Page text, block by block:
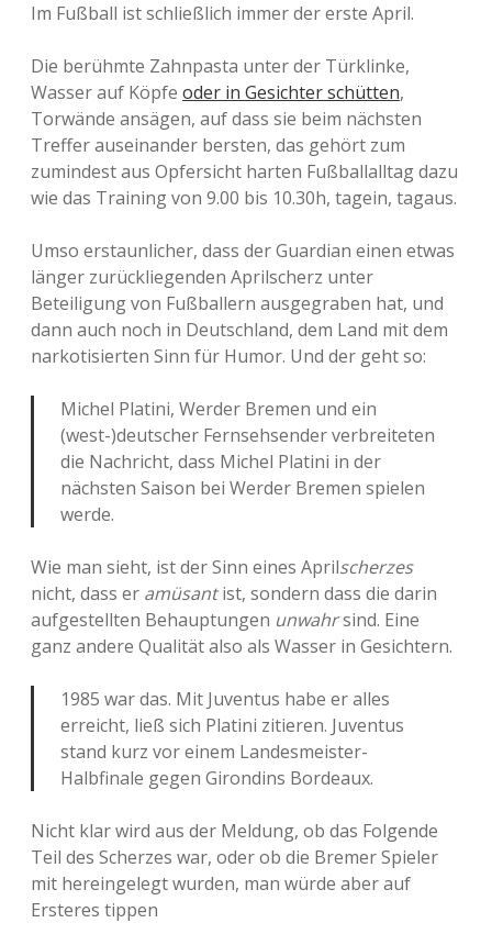
Im Fußball ist schließlich immer der erste April.
Die berühmte Zahnpasta unter der Türklinke,
Wasser auf Köpfe oder in Gesichter schütten,
Torwände ansägen, auf dass sie beim nächsten
Treffer auseinander bersten, das gehört zum
zumindest aus Opfersicht harten Fußballalltag dazu
wie das Training von 9.00 bis 10.30h, tagein, tagaus.
Umso erstaunlicher, dass der Guardian einen etwas
länger zurückliegenden Aprilscherz unter
Beteiligung von Fußballern ausgegraben hat, und
dann auch noch in Deutschland, dem Land mit dem
narkotisierten Sinn für Humor. Und der geht so:
Michel Platini, Werder Bremen und ein
(west-)deutscher Fernsehsender verbreiteten
die Nachricht, dass Michel Platini in der
nächsten Saison bei Werder Bremen spielen
werde.
Wie man sieht, ist der Sinn eines Aprilscherzes
nicht, dass er amüsantist, sondern dass die darin
aufgestellten Behauptungen unwahrsind. Eine
ganz andere Qualität also als Wasser in Gesichtern.
1985 war das. Mit Juventus habe er alles
erreicht, ließ sich Platini zitieren. Juventus
stand kurz vor einem Landesmeister-
Halbfinale gegen Girondins Bordeaux.
Nicht klar wird aus der Meldung, ob das Folgende
Teil des Scherzes war, oder ob die Bremer Spieler
mit hereingelegt wurden, man würde aber auf
Ersteres tippen